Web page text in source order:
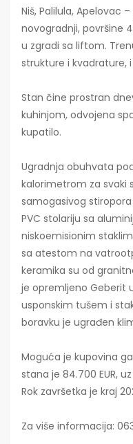
Niš, Palilula, Apelovac
novogradnji, površine
u zgradi sa liftom.
strukture i kvadrature,
Stan čine prostran
kuhinjom, odvojena
kupatilo.
Ugradnja obuhvata
kalorimetrom za svaki
samogasivog
PVC stolariju sa
niskoemisionim
sa atestom na
keramika su od
je opremljeno Geberit
usponskim tušem i
boravku je ugrađen
Moguća je kupovina
stana je 84.700 EUR,
Rok završetka je kraj
Za više informacija: